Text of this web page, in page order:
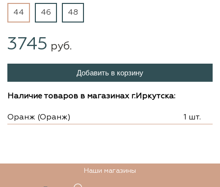
44 46 48
3745 руб.
Добавить в корзину
Наличие товаров в магазинах г.Иркутска:
Оранж (Оранж) 1 шт.
Наши магазины